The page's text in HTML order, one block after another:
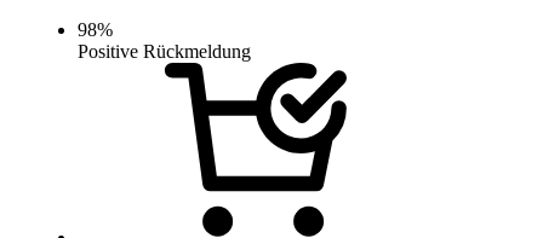
98%
Positive Rückmeldung